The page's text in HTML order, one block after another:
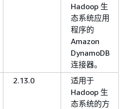
Hadoop 生
态系统应用
程序的
Amazon
DynamoDB
连接器。
2.13.0
适用于
Hadoop 生
态系统的方